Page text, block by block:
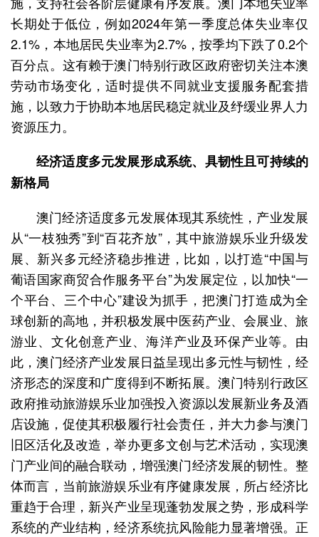
长期处于低位，例如2024年第一季度总体失业率仅
2.1%，本地居民失业率为2.7%，按季均下跌了0.2个
百分点。这有赖于澳门特别行政区政府密切关注本澳
劳动市场变化，适时提供不同就业支援服务配套措
施，以致力于协助本地居民稳定就业及纾缓业界人力
资源压力。
经济适度多元发展形成系统、具韧性且可持续的
新格局
澳门经济适度多元发展体现其系统性，产业发展
从“一枝独秀”到“百花齐放”，其中旅游娱乐业升级发
展、新兴多元经济稳步推进，比如，以打造“中国与
葡语国家商贸合作服务平台”为发展定位，以加快“一
个平台、三个中心”建设为抓手，把澳门打造成为全
球创新的高地，并积极发展中医药产业、会展业、旅
游业、文化创意产业、海洋产业及环保产业等。由
此，澳门经济产业发展日益呈现出多元性与韧性，经
济形态的深度和广度得到不断拓展。澳门特别行政区
政府推动旅游娱乐业加强投入资源以发展新业务及酒
店设施，促使其积极履行社会责任，并大力参与澳门
旧区活化及改造，举办更多文创与艺术活动，实现澳
门产业间的融合联动，增强澳门经济发展的韧性。整
体而言，当前旅游娱乐业有序健康发展，所占经济比
重趋于合理，新兴产业呈现蓬勃发展之势，形成科学
系统的产业结构，经济系统抗风险能力显著增强。正